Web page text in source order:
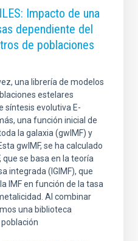
Impacto de una
dependiente del
de poblaciones
una librería de modelos
estelares
síntesis evolutiva E-
una función inicial de
la galaxia (gwIMF) y
gwIMF, se ha calculado
que se basa en la teoría
integrada (IGIMF), que
IMF en función de la tasa
Al combinar
una biblioteca